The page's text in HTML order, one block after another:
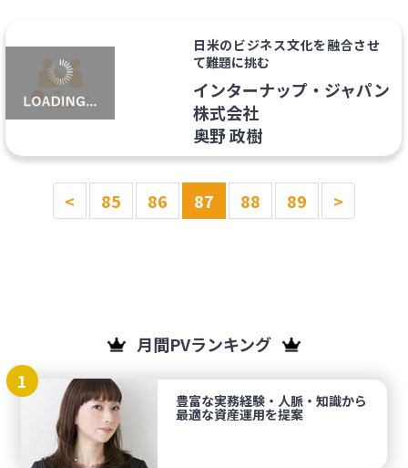
日米のビジネス文化を融合させ
て難題に挑む
インターナップ・ジャパン
株式会社
奥野 政樹
< 85 86 87 88 89 >
月間PVランキング
1
豊富な実務経験・人脈・知識から
最適な資産運用を提案